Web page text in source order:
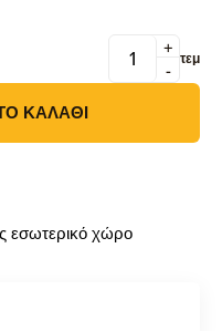
-
+ τεμ
ΚΑΛΆΘΙ
εσωτερικό χώρο